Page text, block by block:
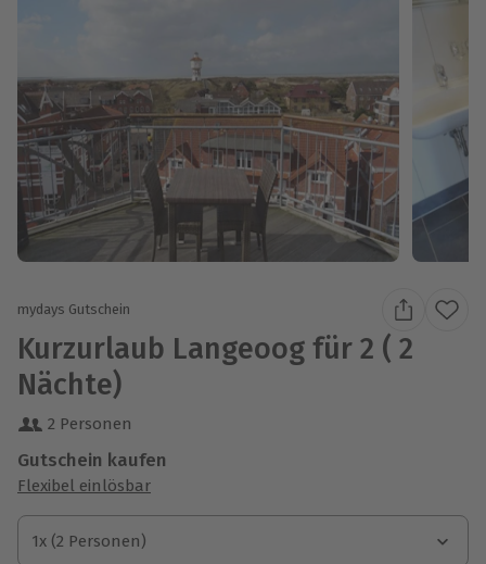
mydays Gutschein
Kurzurlaub Langeoog für 2 ( 2
Nächte)
2 Personen
Gutschein kaufen
Flexibel einlösbar
1x (2 Personen)
1x (2 Personen)
1x (2 Personen)